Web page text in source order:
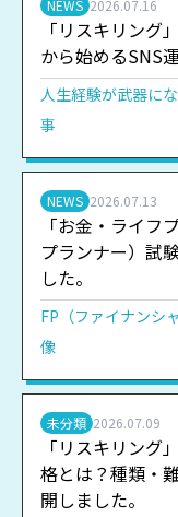
NEWS 2026.07.16
「リスキリン
から始めるSNS
人生経験が武器に
事
NEWS 2026.07.13
「お金・ライフ
プランナー）試
した。
FP（ファイナンシ
像
未分類 2026.07.09
「リスキリング
格とは？種類・
開しました。